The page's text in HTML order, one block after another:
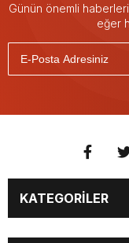
Günün önemli
eğer
KATEGORİLER
GÜNDEM